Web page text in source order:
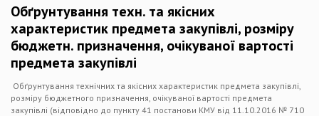
Обґрунтування техн. та якісних
характеристик предмета закупівлі, розміру
бюджетн. призначення, очікуваної вартості
предмета закупівлі
Обґрунтування технічних та якісних характеристик предмета закупівлі,
розміру бюджетного призначення, очікуваної вартості предмета
закупівлі (відповідно до пункту 41 постанови КМУ від 11.10.2016 № 710